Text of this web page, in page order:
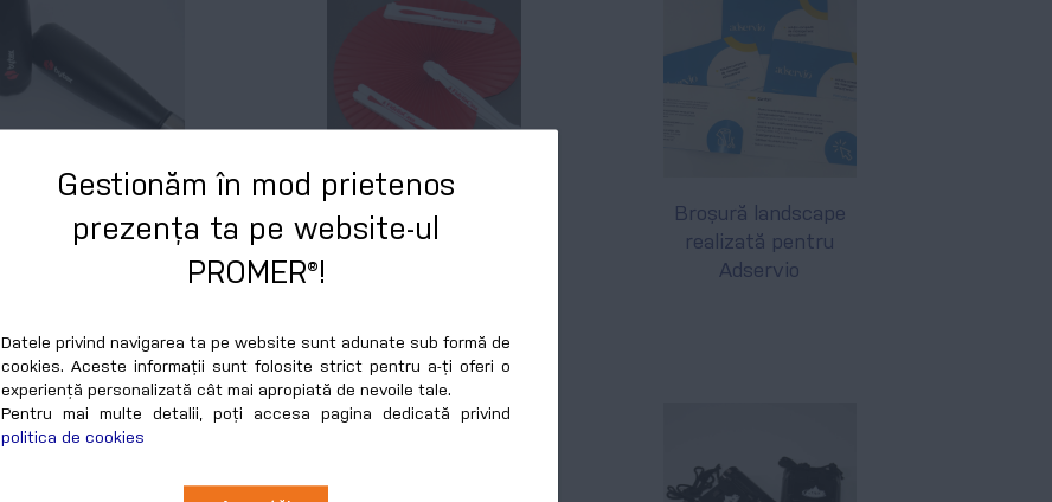
Gestionăm în mod prietenos
prezența ta pe website-ul
PROMER®!
Datele privind navigarea ta pe website sunt adunate sub formă de
cookies. Aceste informații sunt folosite strict pentru a-ți oferi o
experiență personalizată cât mai apropiată de nevoile tale.
Pentru mai multe detalii, poți accesa pagina dedicată privind
politica de cookies
pentru apă
Brelocuri metalice în
formă de bicicletă
Broșură landscape
realizată pentru
Adservio